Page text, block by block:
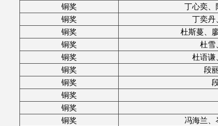
铜奖
丁心奕
铜奖
丁奕
铜奖
杜斯蔓、
铜奖
杜雪
铜奖
杜语
铜奖
段
铜奖
铜奖
铜奖
铜奖
冯海兰